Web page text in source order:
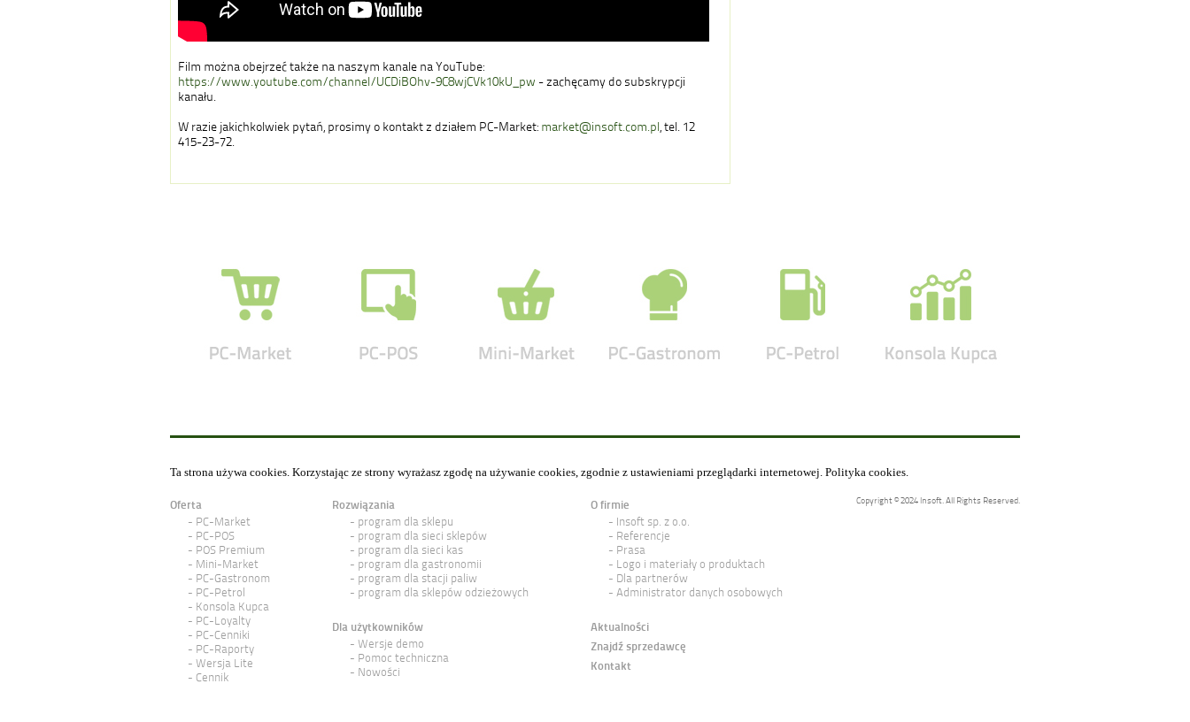
Film można obejrzeć także na naszym kanale na YouTube:
https://www.youtube.com/channel/UCDiBOhv-9C8wjCVk10kU_pw - zachęcamy do subskrypcji
kanału.
W razie jakichkolwiek pytań, prosimy o kontakt z działem PC-Market: market@insoft.com.pl , tel. 12
415-23-72.
Ta strona używa cookies. Korzystając ze strony wyrażasz zgodę na używanie cookies, zgodnie z ustawieniami przeglądarki internetowej. Polityka cookies.
Copyright © 2024 Insoft. All Rights Reserved.
Oferta
PC-Market
PC-POS
POS Premium
Mini-Market
PC-Gastronom
PC-Petrol
Konsola Kupca
PC-Loyalty
PC-Cenniki
PC-Raporty
Wersja Lite
Cennik
Rozwiązania
program dla sklepu
program dla sieci sklepów
program dla sieci kas
program dla gastronomii
program dla stacji paliw
program dla sklepów odzieżowych
Dla użytkowników
Wersje demo
Pomoc techniczna
Nowości
O firmie
Insoft sp. z o.o.
Referencje
Prasa
Logo i materiały o produktach
Dla partnerów
Administrator danych osobowych
Aktualności
Znajdź sprzedawcę
Kontakt